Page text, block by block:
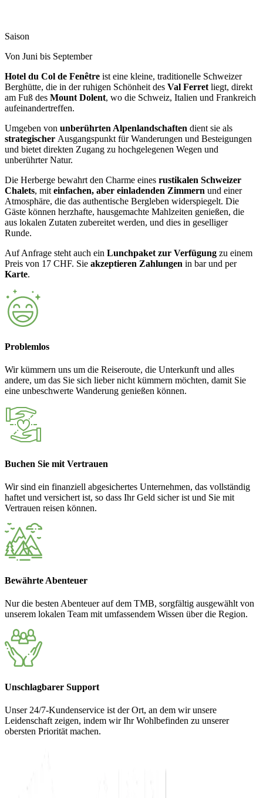
Saison
Von Juni bis September
Hotel du Col de Fenêtre ist eine kleine, traditionelle Schweizer
Berghütte, die in der ruhigen Schönheit des Val Ferret liegt, direkt
am Fuß des Mount Dolent, wo die Schweiz, Italien und Frankreich
aufeinandertreffen.
Umgeben von unberührten Alpenlandschaften dient sie als
strategischer Ausgangspunkt für Wanderungen und Besteigungen
und bietet direkten Zugang zu hochgelegenen Wegen und
unberührter Natur.
Die Herberge bewahrt den Charme eines rustikalen Schweizer
Chalets, mit einfachen, aber einladenden Zimmern und einer
Atmosphäre, die das authentische Bergleben widerspiegelt. Die
Gäste können herzhafte, hausgemachte Mahlzeiten genießen, die
aus lokalen Zutaten zubereitet werden, und dies in geselliger
Runde.
Auf Anfrage steht auch ein Lunchpaket zur Verfügung zu einem
Preis von 17 CHF. Sie akzeptieren Zahlungen in bar und per
Karte.
Problemlos
Wir kümmern uns um die Reiseroute, die Unterkunft und alles
andere, um das Sie sich lieber nicht kümmern möchten, damit Sie
eine unbeschwerte Wanderung genießen können.
Buchen Sie mit Vertrauen
Wir sind ein finanziell abgesichertes Unternehmen, das vollständig
haftet und versichert ist, so dass Ihr Geld sicher ist und Sie mit
Vertrauen reisen können.
Bewährte Abenteuer
Nur die besten Abenteuer auf dem TMB, sorgfältig ausgewählt von
unserem lokalen Team mit umfassendem Wissen über die Region.
Unschlagbarer Support
Unser 24/7-Kundenservice ist der Ort, an dem wir unsere
Leidenschaft zeigen, indem wir Ihr Wohlbefinden zu unserer
obersten Priorität machen.